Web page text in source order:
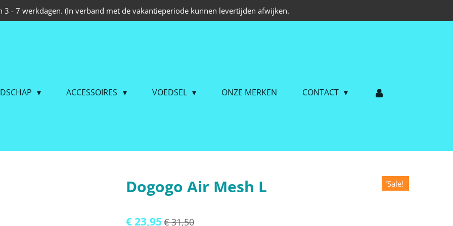
3 - 7 werkdagen. (In verband met de vakantieperiode kunnen levertijden afwijken.
ACCESSOIRES VOEDSEL ONZE MERKEN CONTACT
Dogogo Air Mesh L Sale!
€ 23,95 € 31,50